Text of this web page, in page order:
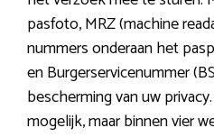
pasfoto, MRZ (machine
nummers onderaan het
en Burgerservicenummer
bescherming van uw
mogelijk, maar binnen vier